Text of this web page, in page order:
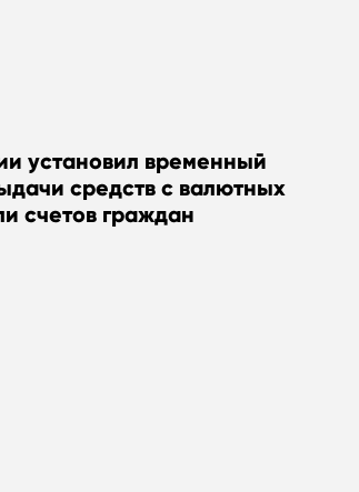
установил временный
средств с валютных
счетов граждан